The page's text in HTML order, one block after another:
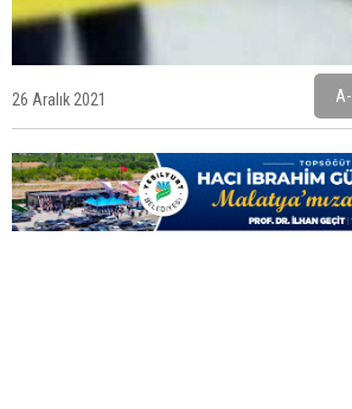
Fendoğlu Sosyal Konut Ödeme Planlarının
Güncellenmesini İstedi
26 Aralık 2021 A-